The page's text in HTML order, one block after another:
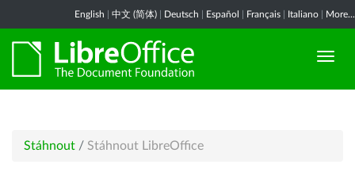
English 中文 (简体) Deutsch Español Français Italiano More...
Stáhnout / Stáhnout LibreOffice